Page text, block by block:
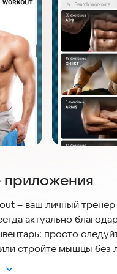
приложения
– ваш личный
актуально
просто
стройте мышцы без